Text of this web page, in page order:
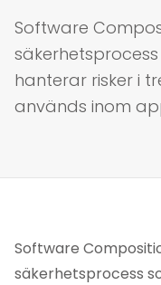
Software
hanterar risker i
används inom
Software
säkerhetsprocess